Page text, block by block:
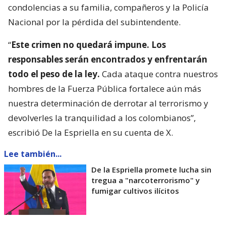
condolencias a su familia, compañeros y la Policía
Nacional por la pérdida del subintendente.
“Este crimen no quedará impune. Los
responsables serán encontrados y enfrentarán
todo el peso de la ley. Cada ataque contra nuestros
hombres de la Fuerza Pública fortalece aún más
nuestra determinación de derrotar al terrorismo y
devolverles la tranquilidad a los colombianos”,
escribió De la Espriella en su cuenta de X.
Lee también...
De la Espriella promete lucha sin
tregua a "narcoterrorismo" y
fumigar cultivos ilícitos